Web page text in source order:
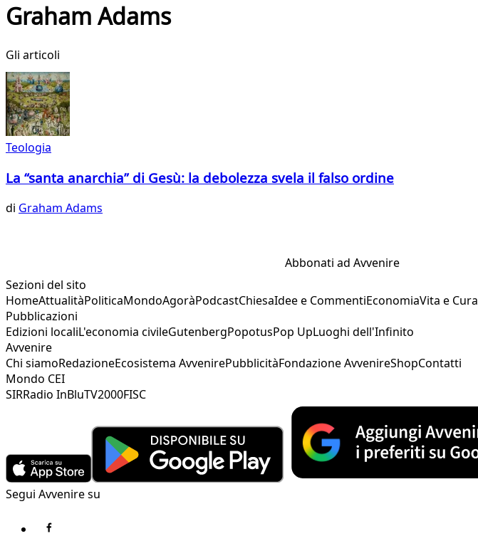
Graham Adams
Gli articoli
Teologia
La “santa anarchia” di Gesù: la debolezza svela il falso ordine
di Graham Adams
Abbonati ad Avvenire
Sezioni del sito
HomeAttualitàPoliticaMondoAgoràPodcastChiesaIdee e CommentiEconomiaVita e Cura
Pubblicazioni
Edizioni localiL'economia civileGutenbergPopotusPop UpLuoghi dell'Infinito
Avvenire
Chi siamoRedazioneEcosistema AvvenirePubblicitàFondazione AvvenireShopContatti
Mondo CEI
SIRRadio InBluTV2000FISC
Segui Avvenire su